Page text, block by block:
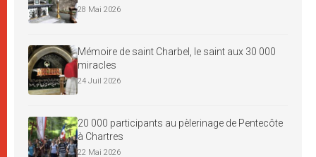
28 Mai 2026
Mémoire de saint Charbel, le saint aux 30 000
miracles
24 Juil 2026
20 000 participants au pèlerinage de Pentecôte
à Chartres
22 Mai 2026